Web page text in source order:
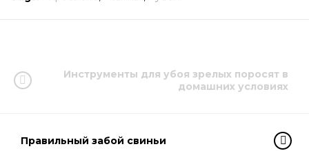
Инструменты для убоя зрелых поросят в
домашних условиях
Правильный забой свиньи